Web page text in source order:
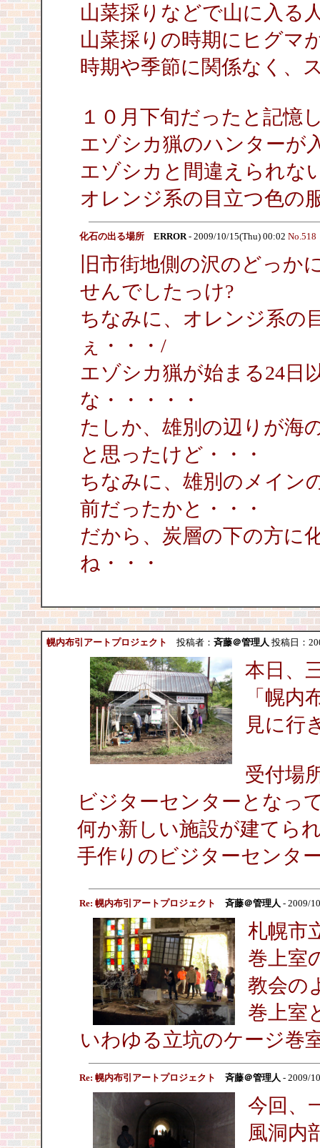
山菜採りなどで山に入る
山菜採りの時期にヒグマ
時期や季節に関係なく、
１０月下旬だったと記憶
エゾシカ猟のハンターが
エゾシカと間違えられな
オレンジ系の目立つ色の
化石の出る場所 ERROR- 2009/10/15(Thu) 00:02 No.518
旧市街地側の沢のどっか
せんでしたっけ?
ちなみに、オレンジ系の
ぇ・・・/
エゾシカ猟が始まる24日
な・・・・・
たしか、雄別の辺りが海
と思ったけど・・・
ちなみに、雄別のメイン
前だったかと・・・
だから、炭層の下の方に
ね・・・
幌内布引アートプロジェクト 投稿者：斉藤＠管理人 投稿日：
本日、
「幌
見に行
受付場
ビジターセンターとなっ
何か新しい施設が建てら
手作りのビジターセンタ
Re: 幌内布引アートプロジェクト 斉藤＠管理人 - 2009/
札幌市
巻上室
教会の
巻上室
いわゆる立坑のケージ巻
Re: 幌内布引アートプロジェクト 斉藤＠管理人 - 2009/
今回、
風洞内